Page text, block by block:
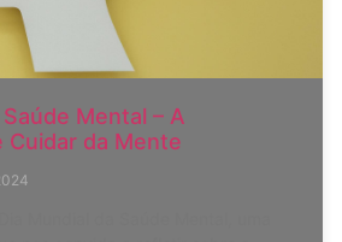
Mental – A
Cuidar da Mente